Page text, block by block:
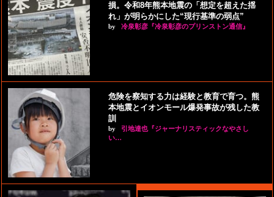
損。令和8年熊本地震の「想定を超えた揺
れ」が明らかにした“現行基準の弱点”
by 冷泉彰彦『冷泉彰彦のプリンストン通信』
危険を察知する力は経験と教育で育つ。熊
本地震とイオンモール爆発事故が残した教
訓
by
引地達也『ジャーナリスティックなやさし
い…